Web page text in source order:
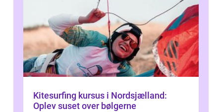
Kitesurfing kursus i Nordsjælland:
Oplev suset over bølgerne